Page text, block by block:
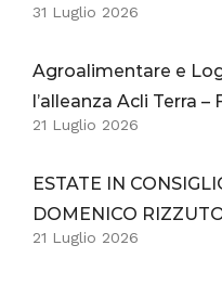
31 Luglio 2026
Agroalimentare e
l’alleanza Acli Terra
21 Luglio 2026
ESTATE IN
DOMENICO
21 Luglio 2026